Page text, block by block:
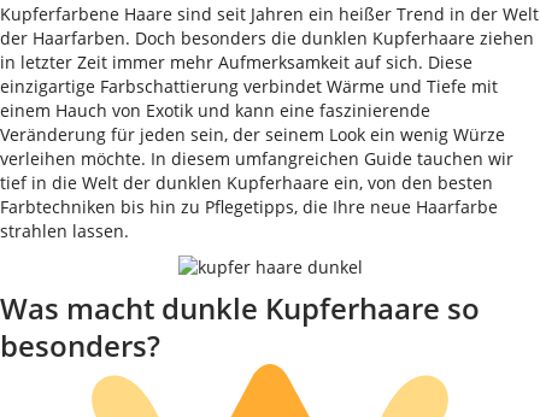
Kupferfarbene Haare sind seit Jahren ein heißer Trend in der Welt
der Haarfarben. Doch besonders die dunklen Kupferhaare ziehen
in letzter Zeit immer mehr Aufmerksamkeit auf sich. Diese
einzigartige Farbschattierung verbindet Wärme und Tiefe mit
einem Hauch von Exotik und kann eine faszinierende
Veränderung für jeden sein, der seinem Look ein wenig Würze
verleihen möchte. In diesem umfangreichen Guide tauchen wir
tief in die Welt der dunklen Kupferhaare ein, von den besten
Farbtechniken bis hin zu Pflegetipps, die Ihre neue Haarfarbe
strahlen lassen.
Was macht dunkle Kupferhaare so
besonders?